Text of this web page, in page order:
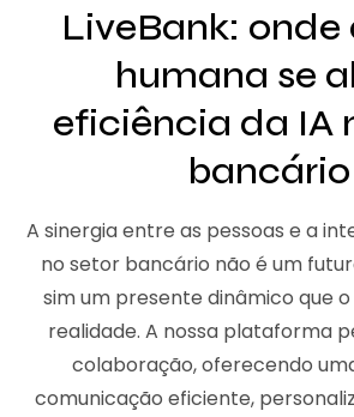
LiveBank: onde
humana se
eficiência da IA
bancário
A sinergia entre as pessoas e a
no setor bancário não é um
sim um presente dinâmico que
realidade. A nossa plataforma
colaboração, oferecendo
comunicação eficiente,